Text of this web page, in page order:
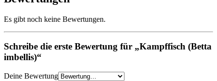
Es gibt noch keine Bewertungen.
Schreibe die erste Bewertung für „Kampffisch (Betta
imbellis)“
Deine Bewertung